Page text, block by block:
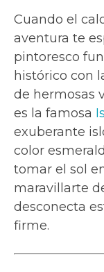
Cuando el
aventura te
pintoresco
histórico con
de hermosas
es la famosa
exuberante
color
tomar el sol
maravillarte
desconecta
firme.